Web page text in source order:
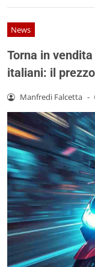
News
Torna in
italiani: il
Manfredi Falcetta -